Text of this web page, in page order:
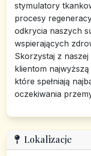
stymulatory
procesy
odkrycia naszych
wspierających
Skorzystaj z
klientom
które spełniają
oczekiwania
Lokalizacje